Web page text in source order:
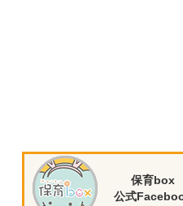
保育box
公式